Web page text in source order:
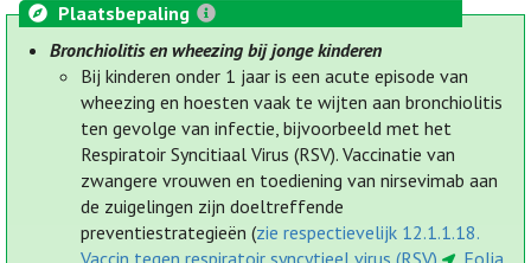
Plaatsbepaling
Bronchiolitis en wheezing bij jonge kinderen
Bij kinderen onder 1 jaar is een acute episode van
wheezing en hoesten vaak te wijten aan bronchiolitis
ten gevolge van infectie, bijvoorbeeld met het
Respiratoir Syncitiaal Virus (RSV). Vaccinatie van
zwangere vrouwen en toediening van nirsevimab aan
de zuigelingen zijn doeltreffende
preventiestrategieën (zie respectievelijk 12.1.1.18.